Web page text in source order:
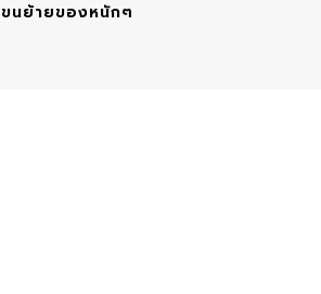
นย้ายของหนักๆ